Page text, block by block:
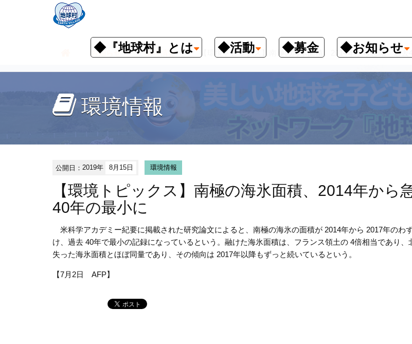
◆『地球村』とは ◆活動 ◆募金 ◆お知らせ
お知らせ 環境情報 【環境トピックス】南極の海氷面積、2014年から急減 過去
環境情報
公開日：2019年 8月15日 環境情報
【環境トピックス】南極の海氷面積、2014年か
40年の最小に
米科学アカデミー紀要に掲載された研究論文によると、南極の海氷の面積が 2014年から 2017年のわ
け、過去 40年で最小の記録になっているという。融けた海氷面積は、フランス領土の 4倍相当であり、
失った海氷面積とほぼ同量であり、その傾向は 2017年以降もずっと続いているという。
【7月2日 AFP】